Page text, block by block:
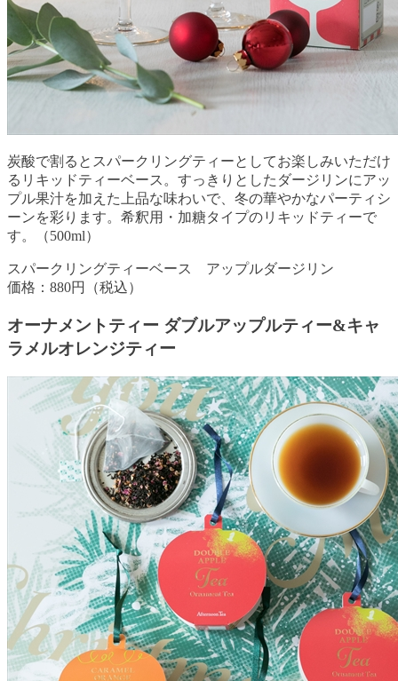
炭酸で割るとスパークリングティーとしてお楽しみいただけ
るリキッドティーベース。すっきりとしたダージリンにアッ
プル果汁を加えた上品な味わいで、冬の華やかなパーティシ
ーンを彩ります。希釈用・加糖タイプのリキッドティーで
す。（500ml）
スパークリングティーベース アップルダージリン
価格：880円（税込）
オーナメントティー ダブルアップルティー&キャ
ラメルオレンジティー